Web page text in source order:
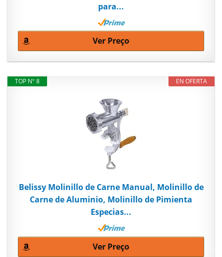
para...
Ver Preço
EN OFERTA
TOP Nº 8
Belissy Molinillo de Carne Manual, Molinillo de
Carne de Aluminio, Molinillo de Pimienta
Especias...
Ver Preço